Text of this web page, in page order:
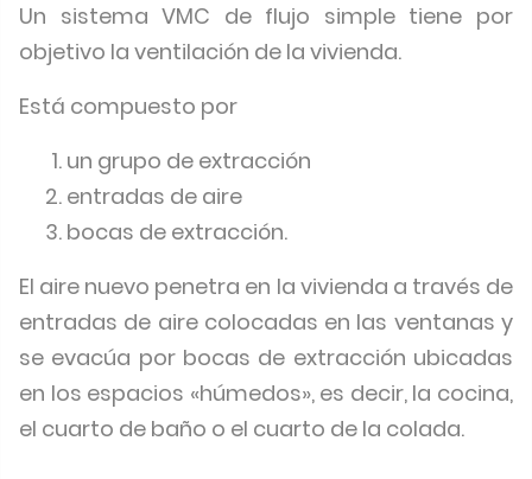
Un sistema VMC de flujo simple tiene por
objetivo la ventilación de la vivienda.
Está compuesto por
un grupo de extracción
entradas de aire
bocas de extracción.
El aire nuevo penetra en la vivienda a través de
entradas de aire colocadas en las ventanas y
se evacúa por bocas de extracción ubicadas
en los espacios «húmedos», es decir, la cocina,
el cuarto de baño o el cuarto de la colada.